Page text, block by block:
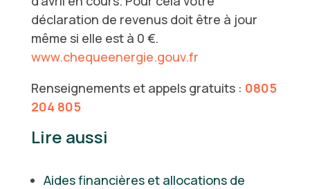
déclaration de revenus doit être à jour
même si elle est à 0 €.
www.chequeenergie.gouv.fr
Renseignements et appels gratuits : 0805
204 805
Lire aussi
Aides financières et allocations de